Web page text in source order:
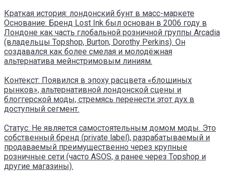
Краткая история: лондонский бунт в масс-маркете
Основание: Бренд Lost Ink был основан в 2006 году в
Лондоне как часть глобальной розничной группы Arcadia
(владельцы Topshop, Burton, Dorothy Perkins). Он
создавался как более смелая и молодёжная
альтернатива мейнстримовым линиям.
Контекст: Появился в эпоху расцвета «блошиных
рынков», альтернативной лондонской сцены и
блоггерской моды, стремясь перенести этот дух в
доступный сегмент.
Статус: Не является самостоятельным домом моды. Это
собственный бренд (private label), разрабатываемый и
продаваемый преимущественно через крупные
розничные сети (часто ASOS, а ранее через Topshop и
другие магазины).